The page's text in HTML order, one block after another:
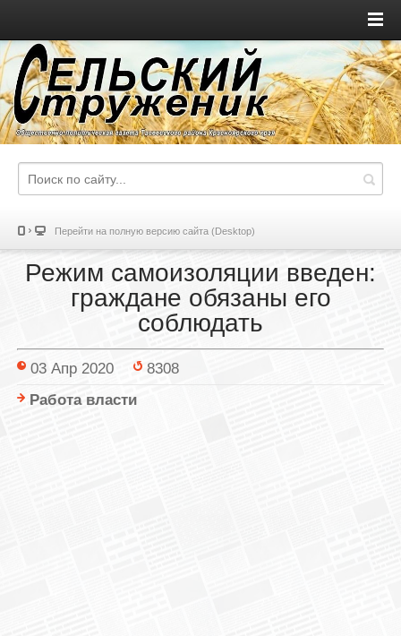
Перейти на полную версию сайта (Desktop)
Режим самоизоляции введен:
граждане обязаны его
соблюдать
03 Апр 2020
8308
Работа власти